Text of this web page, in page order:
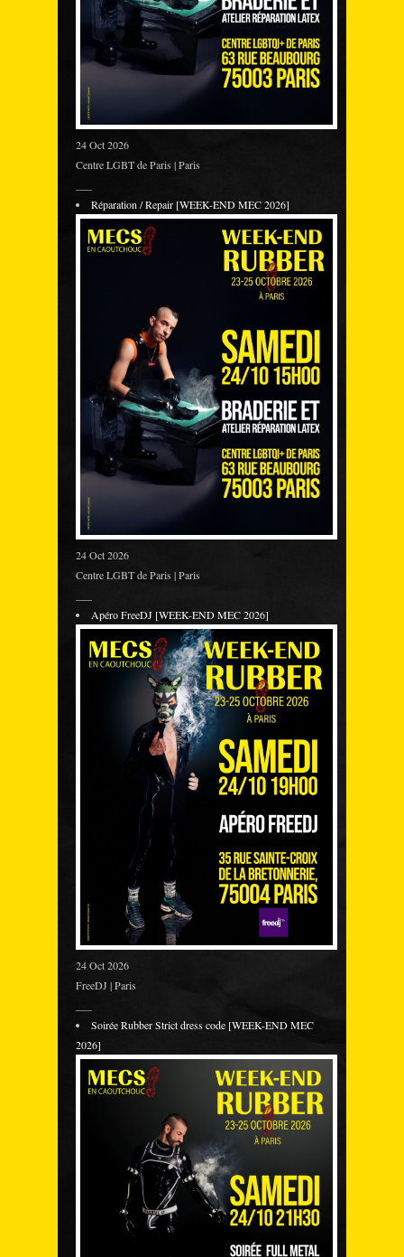
24 Oct 2026
Centre LGBT de Paris | Paris
Réparation / Repair [WEEK-END MEC 2026]
24 Oct 2026
Centre LGBT de Paris | Paris
Apéro FreeDJ [WEEK-END MEC 2026]
24 Oct 2026
FreeDJ | Paris
Soirée Rubber Strict dress code [WEEK-END MEC
2026]